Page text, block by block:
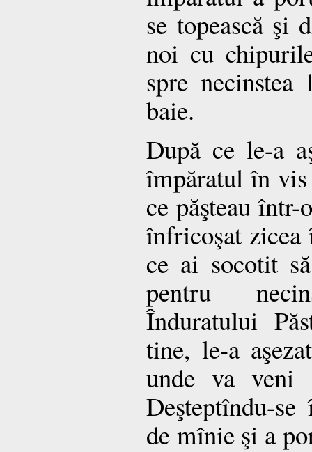
se topească şi
noi cu
spre
baie.
După ce le-a
împăratul în
ce păşteau
înfricoşat zicea
ce ai socotit
pentru
Înduratului
tine, le-a
unde va veni
Deşteptîndu-
de mînie şi a